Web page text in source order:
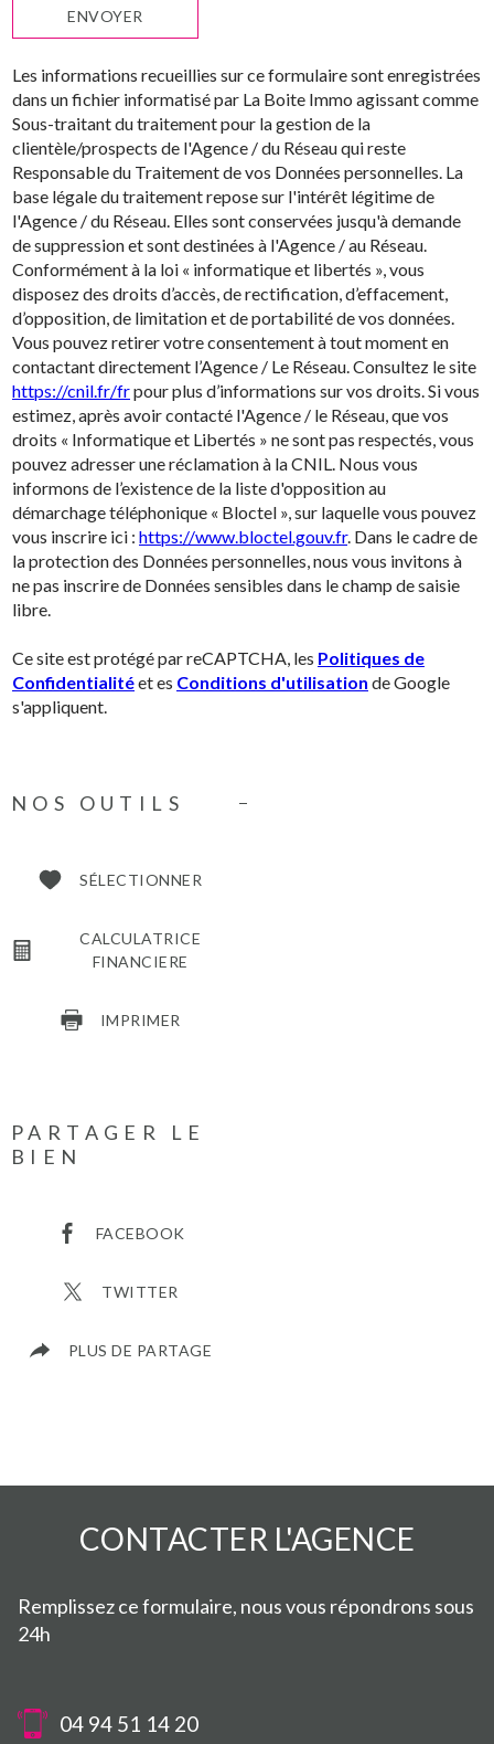
ENVOYER
Les informations recueillies sur ce formulaire sont enregistrées
dans un fichier informatisé par La Boite Immo agissant comme
Sous-traitant du traitement pour la gestion de la
clientèle/prospects de l'Agence / du Réseau qui reste
Responsable du Traitement de vos Données personnelles. La
base légale du traitement repose sur l'intérêt légitime de
l'Agence / du Réseau. Elles sont conservées jusqu'à demande
de suppression et sont destinées à l'Agence / au Réseau.
Conformément à la loi « informatique et libertés », vous
disposez des droits d’accès, de rectification, d’effacement,
d’opposition, de limitation et de portabilité de vos données.
Vous pouvez retirer votre consentement à tout moment en
contactant directement l’Agence / Le Réseau. Consultez le site
https://cnil.fr/frpour plus d’informations sur vos droits. Si vous
estimez, après avoir contacté l'Agence / le Réseau, que vos
droits « Informatique et Libertés » ne sont pas respectés, vous
pouvez adresser une réclamation à la CNIL. Nous vous
informons de l’existence de la liste d'opposition au
démarchage téléphonique « Bloctel », sur laquelle vous pouvez
vous inscrire ici : https://www.bloctel.gouv.fr. Dans le cadre de
la protection des Données personnelles, nous vous invitons à
ne pas inscrire de Données sensibles dans le champ de saisie
libre.
Ce site est protégé par reCAPTCHA, les Politiques de
Confidentialitéet es Conditions d'utilisation de Google
s'appliquent.
NOS OUTILS
SÉLECTIONNER
CALCULATRICE
FINANCIERE
IMPRIMER
PARTAGER LE
BIEN
FACEBOOK
TWITTER
PLUS DE PARTAGE
CONTACTER L'AGENCE
Remplissez ce formulaire, nous vous répondrons sous
24h
04 94 51 14 20